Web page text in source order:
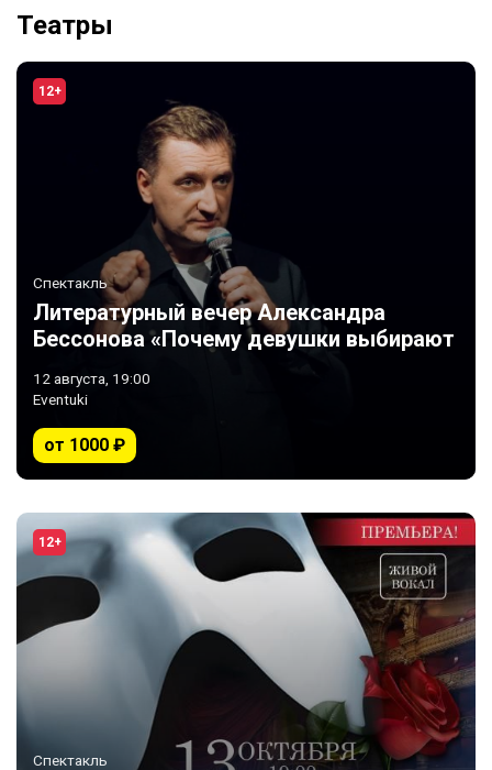
Театры
12+
Спектакль
Литературный вечер Александра
Бессонова «Почему девушки выбирают
12 августа, 19:00
Eventuki
от 1000 ₽
12+
Спектакль